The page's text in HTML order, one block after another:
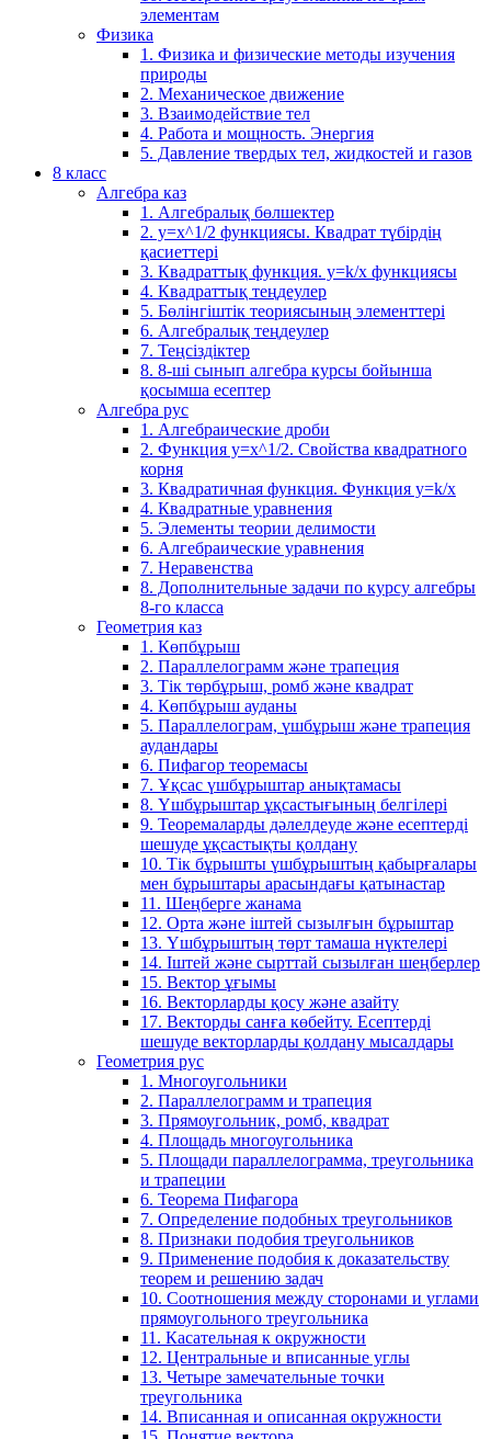
элементам
Физика
1. Физика и физические методы изучения
природы
2. Механическое движение
3. Взаимодействие тел
4. Работа и мощность. Энергия
5. Давление твердых тел, жидкостей и газов
8 класс
Алгебра каз
1. Алгебралық бөлшектер
2. у=х^1/2 функциясы. Квадрат түбірдің
қасиеттері
3. Квадраттық функция. у=k/x функциясы
4. Квадраттық теңдеулер
5. Бөлінгіштік теориясының элементтері
6. Алгебралық теңдеулер
7. Теңсіздіктер
8. 8-ші сынып алгебра курсы бойынша
қосымша есептер
Алгебра рус
1. Алгебраические дроби
2. Функция y=x^1/2. Свойства квадратного
корня
3. Квадратичная функция. Функция у=k/x
4. Квадратные уравнения
5. Элементы теории делимости
6. Алгебраические уравнения
7. Неравенства
8. Дополнительные задачи по курсу алгебры
8-го класса
Геометрия каз
1. Көпбұрыш
2. Параллелограмм және трапеция
3. Тік төрбұрыш, ромб және квадрат
4. Көпбұрыш ауданы
5. Параллелограм, үшбұрыш және трапеция
аудандары
6. Пифагор теоремасы
7. Ұқсас үшбұрыштар анықтамасы
8. Үшбұрыштар ұқсастығының белгілері
9. Теоремаларды дәлелдеуде және есептерді
шешуде ұқсастықты қолдану
10. Тік бұрышты үшбұрыштың қабырғалары
мен бұрыштары арасындағы қатынастар
11. Шеңберге жанама
12. Орта және іштей сызылғын бұрыштар
13. Үшбұрыштың төрт тамаша нүктелері
14. Іштей және сырттай сызылған шеңберлер
15. Вектор ұғымы
16. Векторларды қосу және азайту
17. Векторды санға көбейту. Есептерді
шешуде векторларды қолдану мысалдары
Геометрия рус
1. Многоугольники
2. Параллелограмм и трапеция
3. Прямоугольник, ромб, квадрат
4. Площадь многоугольника
5. Площади параллелограмма, треугольника
и трапеции
6. Теорема Пифагора
7. Определение подобных треугольников
8. Признаки подобия треугольников
9. Применение подобия к доказательству
теорем и решению задач
10. Соотношения между сторонами и углами
прямоугольного треугольника
11. Касательная к окружности
12. Центральные и вписанные углы
13. Четыре замечательные точки
треугольника
14. Вписанная и описанная окружности